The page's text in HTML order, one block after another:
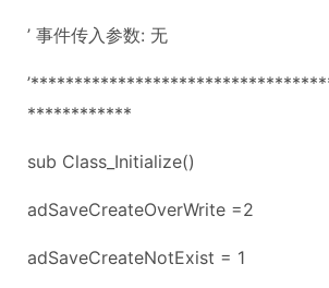
’ 事件传入参数: 无
************
sub Class_Initialize()
adSaveCreateOverWrite =2
adSaveCreateNotExist = 1